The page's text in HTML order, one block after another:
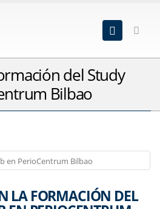
del Study
Bilbao
LA FORMACIÓN DEL